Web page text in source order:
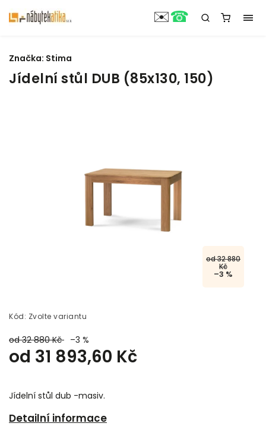
Jídelní stůl DUB (85x130, 150)
od 32 880
Kč
–3 %
Kód: Zvolte variantu
od 32 880 Kč –3 %
od 31 893,60 Kč
Jídelní stůl dub -masiv.
Detailní informace
Značka: Stima
✉️☎